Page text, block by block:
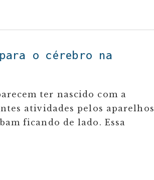
o cérebro na
ter nascido com a
atividades pelos aparelhos
ficando de lado. Essa